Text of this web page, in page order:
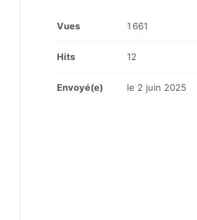
Vues 1 661
Hits 12
Envoyé(e) le 2 juin 2025